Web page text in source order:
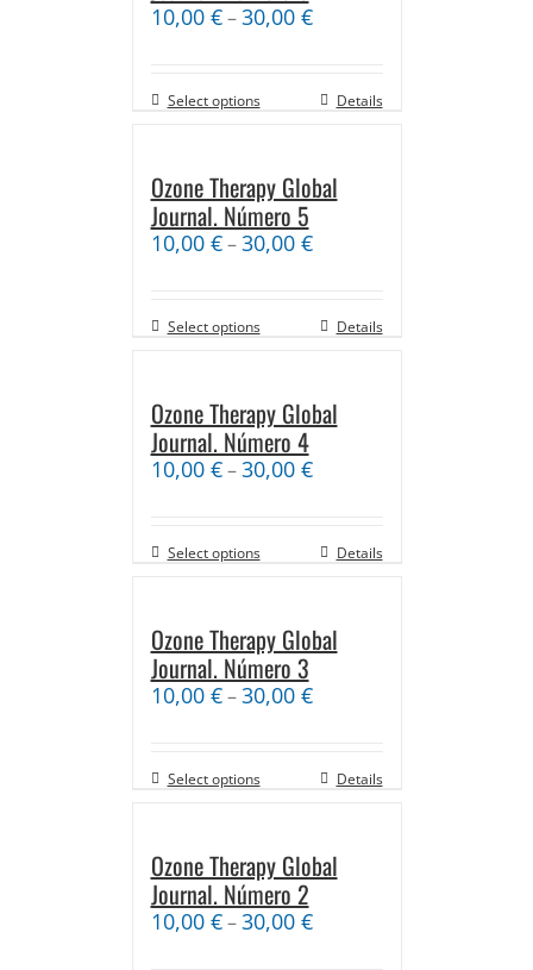
10,00 €–30,00 €
Select options Details
Ozone Therapy Global
Journal. Número 5
10,00 €–30,00 €
Select options Details
Ozone Therapy Global
Journal. Número 4
10,00 €–30,00 €
Select options Details
Ozone Therapy Global
Journal. Número 3
10,00 €–30,00 €
Select options Details
Ozone Therapy Global
Journal. Número 2
10,00 €–30,00 €